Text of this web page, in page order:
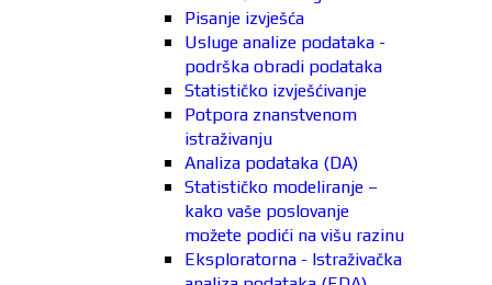
Pisanje izvješća
Usluge analize podataka -
podrška obradi podataka
Statističko izvješćivanje
Potpora znanstvenom
istraživanju
Analiza podataka (DA)
Statističko modeliranje –
kako vaše poslovanje
možete podići na višu razinu
Eksploratorna - Istraživačka